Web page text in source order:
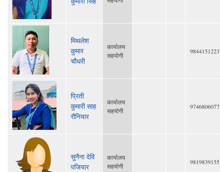
मिथलेश
कुमार
चौधरी
कार्यालय
सहयोगी
9844151223
प्रिती
कुमारी साह
रौनियार
कार्यालय
सहयोगी
9746806077
सुनैना देवि
पजियार
कार्यालय
सहयोगी
9819839155